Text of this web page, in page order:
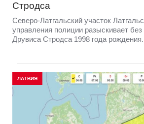
Стродса
Северо-Латгальский участок
управления полиции разыскивает
Друвиса Стродса 1998 года рождения.
ЛАТВИЯ